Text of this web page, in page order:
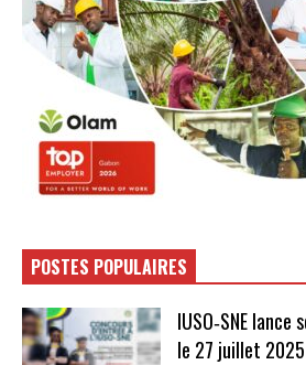
POSTES POPULAIRES
IUSO‑SNE lance
le 27 juillet 2025